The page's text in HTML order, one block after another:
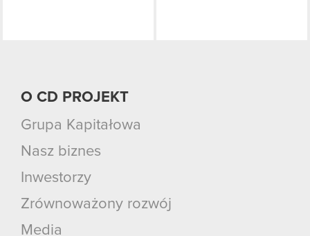
O CD PROJEKT
Grupa Kapitałowa
Nasz biznes
Inwestorzy
Zrównoważony rozwój
Media